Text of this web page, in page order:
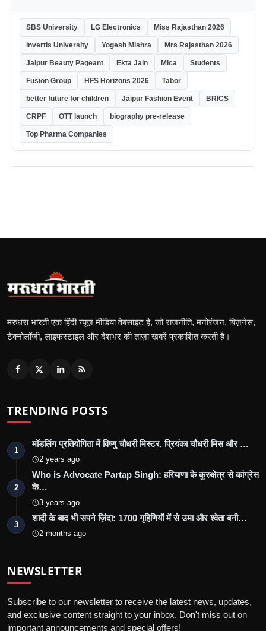
SBS University LG Electronics Miss Rajasthan 2026
Invertis University Yogesh Mishra Mrs Rajasthan 2026
Jaipur Beauty Pageant Ekta Jain Mica Students
Fusion Group HFS Horizons 2026 Tabor
better future for children Jaipur Fashion Event BRICS
CRPF OTT launch biography pre-release
Top Pharma Companies
मरुधरा भारती एक हिंदी न्यूज़ मीडिया वेबसाइट है, जो राजनीति, मनोरंजन, बिज़नेस,
टेक्नोलॉजी, लाइफस्टाइल और देशभर की ताज़ा खबरें प्रकाशित करती है।
TRENDING POSTS
1
मॉडलिंग प्रतियोगिता में विष्णु चौधरी मिस्टर, प्रियंका चौधरी मिस और …
2 years ago
2
Who is Advocate Partap Singh: हरियाणा के कुरुक्षेत्र से कांग्रेस
के…
3 years ago
3
शादी के बाद भी सपने ज़िंदा: 1700 गृहिणियों में से उमा और श्वेता बनी…
2 months ago
NEWSLETTER
Subscribe to our newsletter to receive the latest news, updates,
and exclusive content straight to your inbox. Don't miss out on
important announcements and special offers!